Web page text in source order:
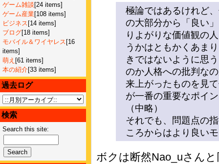
ゲーム雑談[24 items]
ゲーム産業[108 items]
ビジネス [14 items]
ブログ[18 items]
モバイル＆ワイヤレス [16
items]
萌え [61 items]
本の紹介[33 items]
過去ログ
検索
Search this site:
極論ではあるけれど
の大部分から「良い
りよがりな価値観の
うかはともかくあま
きではないように思
のか人格への批判な
来上がったものを見
が一番の重要なポイ
（中略）
それでも、問題点の
ころからはより良い
ボクは断然Nao_uさん